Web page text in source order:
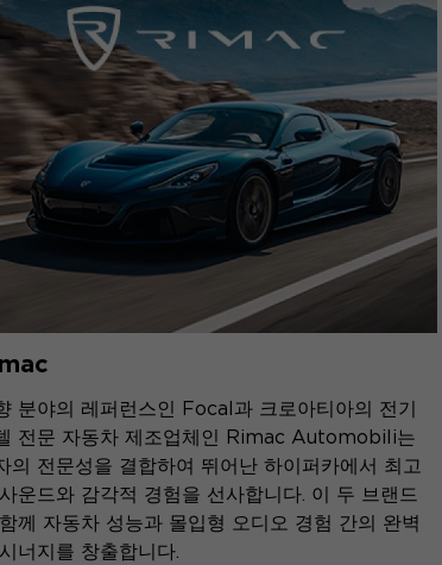
분야의 레퍼런스인 Focal과 크로아티아의 전기
전문 자동차 제조업체인 Rimac Automobili는
의 전문성을 결합하여 뛰어난 하이퍼카에서 최고
운드와 감각적 경험을 선사합니다. 이 두 브랜드
께 자동차 성능과 몰입형 오디오 경험 간의 완벽
너지를 창출합니다.